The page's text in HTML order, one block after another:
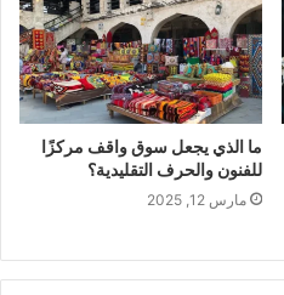
ما الذي يجعل سوق واقف مركزًا
للفنون والحرف التقليدية؟
مارس 12, 2025